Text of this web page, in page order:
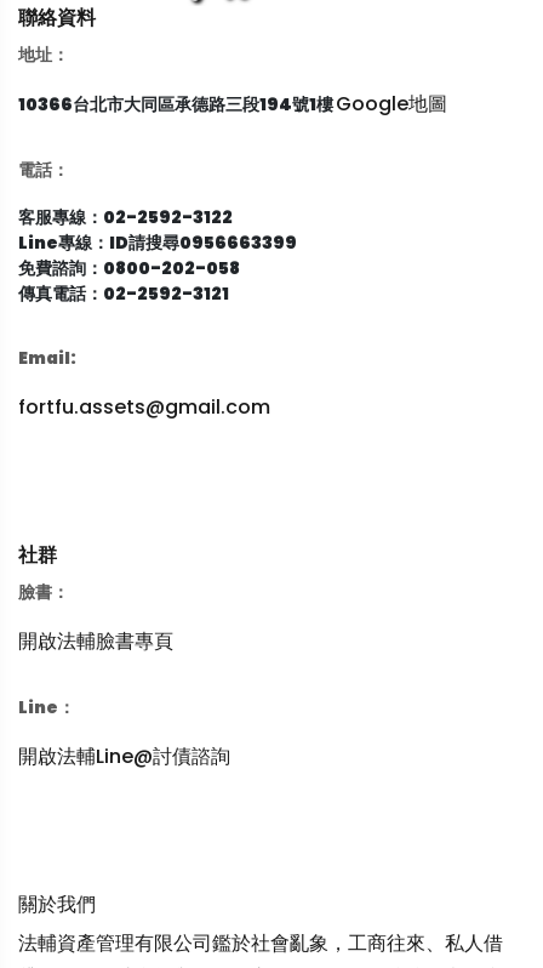
聯絡資料
地址：
10366台北市大同區承德路三段194號1樓Google地圖
電話：
客服專線：02-2592-3122
Line專線：ID請搜尋0956663399
免費諮詢：0800-202-058
傳真電話：02-2592-3121
Email:
fortfu.assets@gmail.com
社群
臉書：
開啟法輔臉書專頁
Line：
開啟法輔Line@討債諮詢
關於我們
法輔資產管理有限公司鑑於社會亂象，工商往來、私人借